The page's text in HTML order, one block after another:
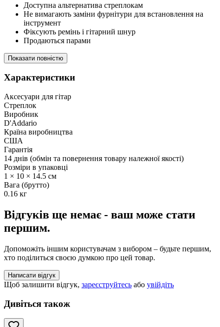
Доступна альтернатива стреплокам
Не вимагають заміни фурнітури для встановлення на
інструмент
Фіксують ремінь і гітарний шнур
Продаються парами
Показати повністю
Характеристики
Аксесуари для гітар
Стреплок
Виробник
D'Addario
Країна виробництва
США
Гарантія
14 днів (обмін та повернення товару належної якості)
Розміри в упаковці
1 × 10 × 14.5 см
Вага (брутто)
0.16 кг
Відгуків ще немає - ваш може стати
першим.
Допоможіть іншим користувачам з вибором – будьте першим,
хто поділиться своєю думкою про цей товар.
Написати відгук
Щоб залишити відгук, зареєструйтесь або увійдіть
Дивіться також